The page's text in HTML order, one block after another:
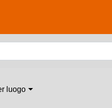
luogo